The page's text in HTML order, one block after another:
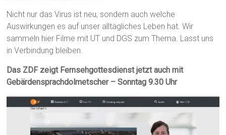
Nicht nur das Virus ist neu, sondern auch welche
Auswirkungen es auf unser alltägliches Leben hat. Wir
sammeln hier Filme mit UT und DGS zum Thema. Lasst uns
in Verbindung bleiben.
Das ZDF zeigt Fernsehgottesdienst jetzt auch mit
Gebärdensprachdolmetscher – Sonntag 9.30 Uhr